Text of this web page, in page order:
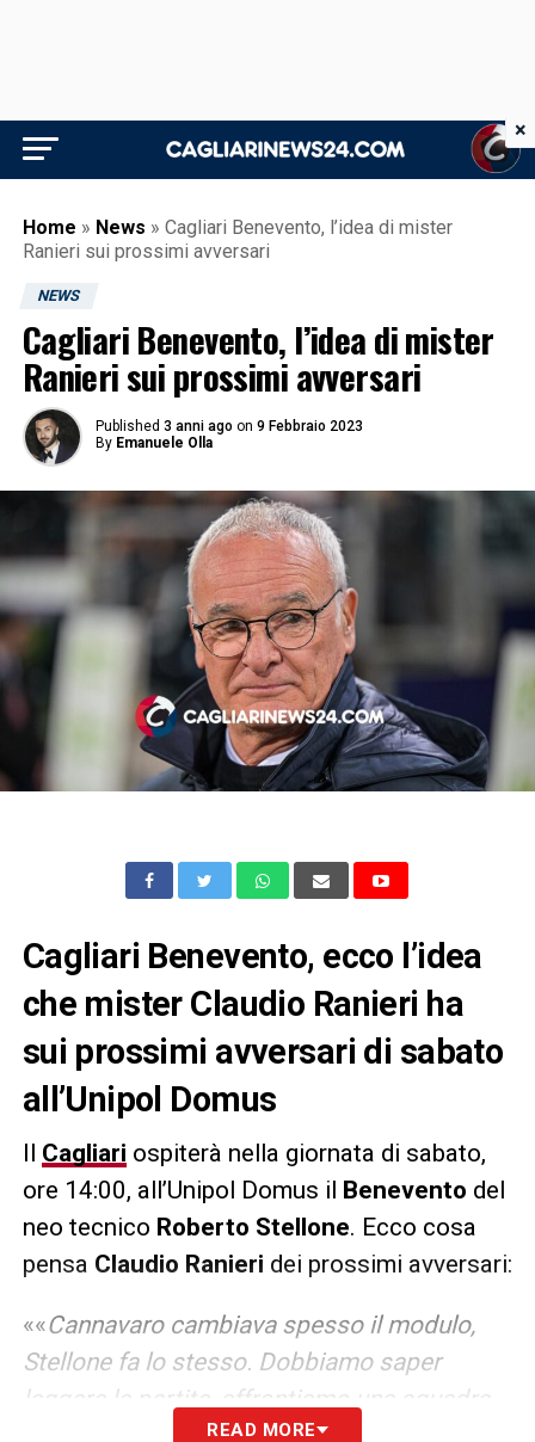
Home » News » Cagliari Benevento, l’idea di mister
Ranieri sui prossimi avversari
NEWS
Cagliari Benevento, l’idea di mister
Ranieri sui prossimi avversari
Published 3 anni ago on 9 Febbraio 2023
By Emanuele Olla
Cagliari Benevento, ecco l’idea
che mister Claudio Ranieri ha
sui prossimi avversari di sabato
all’Unipol Domus
Il Cagliari ospiterà nella giornata di sabato,
ore 14:00, all’Unipol Domus il Benevento del
neo tecnico Roberto Stellone. Ecco cosa
pensa Claudio Ranieri dei prossimi avversari:
««Cannavaro cambiava spesso il modulo,
Stellone fa lo stesso. Dobbiamo saper
leggere le partite, affrontiamo una squadra
al nostro opposto che fa meglio fuori casa.
READ MORE
×